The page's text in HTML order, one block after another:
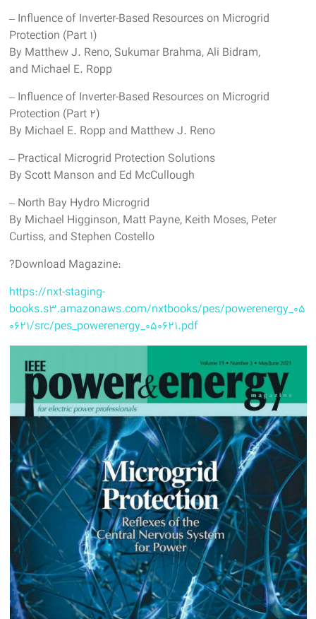
– Influence of Inverter-Based Resources on Microgrid
Protection (Part 1)
By Matthew J. Reno, Sukumar Brahma, Ali Bidram,
and Michael E. Ropp
– Influence of Inverter-Based Resources on Microgrid
Protection (Part 2)
By Michael E. Ropp and Matthew J. Reno
– Practical Microgrid Protection Solutions
By Scott Manson and Ed McCullough
– North Bay Hydro Microgrid
By Michael Higginson, Matt Payne, Keith Moses, Peter
Curtiss, and Stephen Costello
?Download Magazine:
https://nxt-staging-
books.s3.amazonaws.com/nxtbooks/pes/powerenergy_05
0621/src/pes_powerenergy_050621.pdf